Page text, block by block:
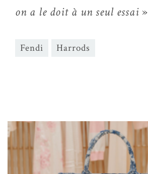
on a le doit à un seul essai
Fendi Harrods